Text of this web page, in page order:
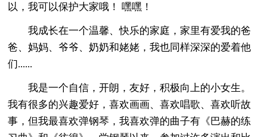
以，我可以保护大家哦！ 嘿嘿！
我成长在一个温馨、快乐的家庭，家里有爱我的爸
爸、妈妈、爷爷、奶奶和姥姥，我也同样深深的爱着他
们......
我是一个自信，开朗，友好，积极向上的小女生。
我有很多的兴趣爱好，喜欢画画、喜欢唱歌、喜欢听故
事，但我最喜欢弹钢琴，我喜欢弹的曲子有《巴赫的练